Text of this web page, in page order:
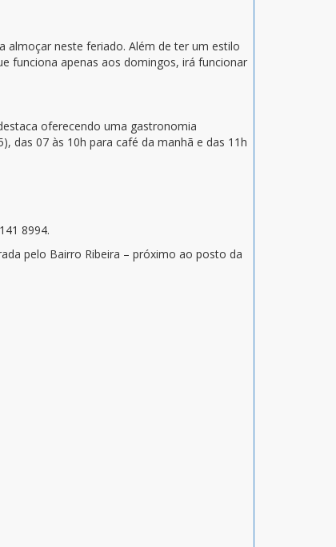
almoçar neste feriado. Além de ter um estilo
funciona apenas aos domingos, irá funcionar
oferecendo uma gastronomia
das 07 às 10h para café da manhã e das 11h
8994.
pelo Bairro Ribeira – próximo ao posto da